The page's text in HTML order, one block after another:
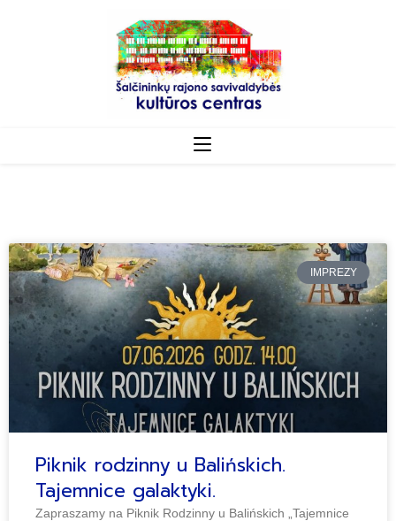
IMPREZY
Piknik rodzinny u Balińskich.
Tajemnice galaktyki.
Zapraszamy na Piknik Rodzinny u Balińskich „Tajemnice